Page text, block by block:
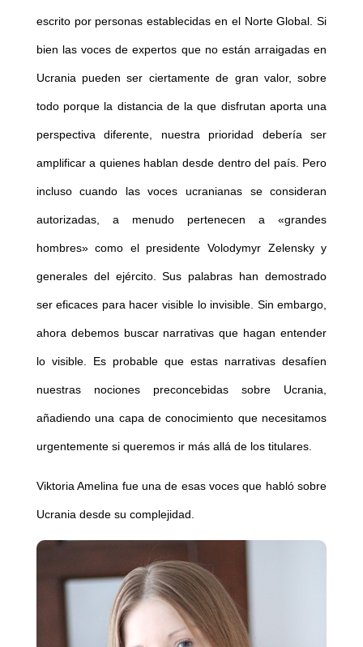
escrito por personas establecidas en el Norte Global. Si
bien las voces de expertos que no están arraigadas en
Ucrania pueden ser ciertamente de gran valor, sobre
todo porque la distancia de la que disfrutan aporta una
perspectiva diferente, nuestra prioridad debería ser
amplificar a quienes hablan desde dentro del país. Pero
incluso cuando las voces ucranianas se consideran
autorizadas, a menudo pertenecen a «grandes
hombres» como el presidente Volodymyr Zelensky y
generales del ejército. Sus palabras han demostrado
ser eficaces para hacer visible lo invisible. Sin embargo,
ahora debemos buscar narrativas que hagan entender
lo visible. Es probable que estas narrativas desafíen
nuestras nociones preconcebidas sobre Ucrania,
añadiendo una capa de conocimiento que necesitamos
urgentemente si queremos ir más allá de los titulares.
Viktoria Amelina fue una de esas voces que habló sobre
Ucrania desde su complejidad.